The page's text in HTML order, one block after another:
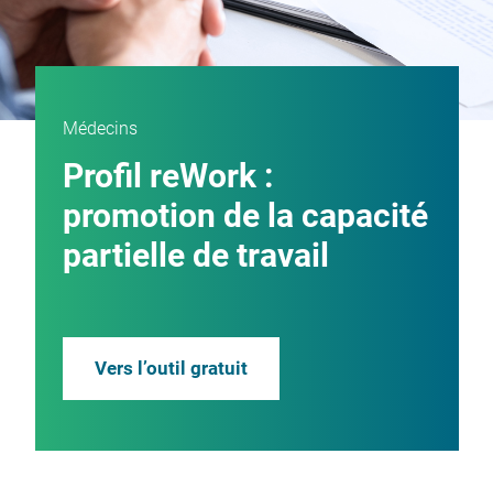
Médecins
Profil reWork :
promotion de la capacité
partielle de travail
Vers l’outil gratuit